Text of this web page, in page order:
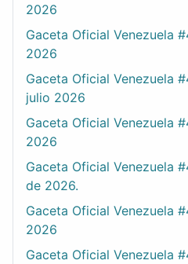
2026
Gaceta Oficial Venezuela
2026
Gaceta Oficial Venezuela
julio 2026
Gaceta Oficial Venezuela
2026
Gaceta Oficial Venezuela
de 2026.
Gaceta Oficial Venezuela
2026
Gaceta Oficial Venezuela